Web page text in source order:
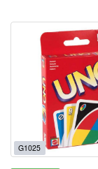
G1025